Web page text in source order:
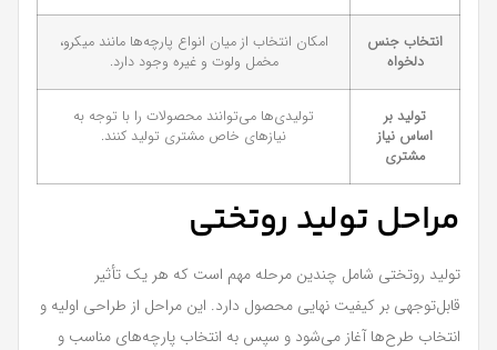
انتخاب جنس
دلخواه
امکان انتخاب از میان انواع پارچه‌ها مانند میکرو،
مخمل ولوت و غیره وجود دارد.
تولید بر
اساس نیاز
مشتری
تولیدی‌ها می‌توانند محصولات را با توجه به
نیازهای خاص مشتری تولید کنند.
مراحل تولید روتختی
تولید روتختی شامل چندین مرحله مهم است که هر یک تأثیر
قابل‌توجهی بر کیفیت نهایی محصول دارد. این مراحل از طراحی اولیه و
انتخاب طرح‌ها آغاز می‌شود و سپس به انتخاب پارچه‌های مناسب و